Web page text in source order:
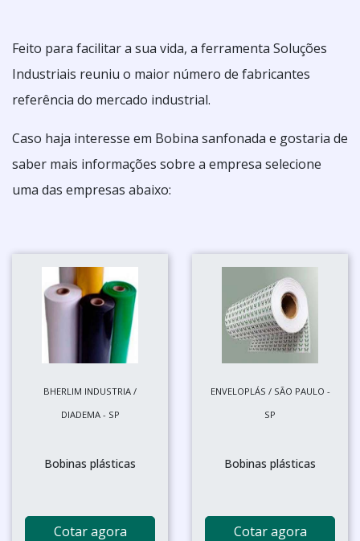
Feito para facilitar a sua vida, a ferramenta Soluções
Industriais reuniu o maior número de fabricantes
referência do mercado industrial.
Caso haja interesse em Bobina sanfonada e gostaria de
saber mais informações sobre a empresa selecione
uma das empresas abaixo:
BHERLIM INDUSTRIA /
DIADEMA - SP
Bobinas plásticas
Cotar agora
ENVELOPLÁS / SÃO PAULO -
SP
Bobinas plásticas
Cotar agora